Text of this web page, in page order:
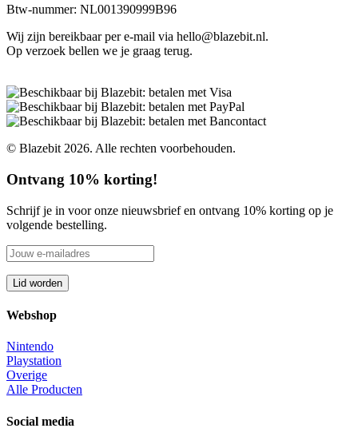
Btw-nummer: NL001390999B96
Wij zijn bereikbaar per e-mail via hello@blazebit.nl.
Op verzoek bellen we je graag terug.
© Blazebit 2026. Alle rechten voorbehouden.
Ontvang 10% korting!
Schrijf je in voor onze nieuwsbrief en ontvang 10% korting op je
volgende bestelling.
Webshop
Nintendo
Playstation
Overige
Alle Producten
Social media